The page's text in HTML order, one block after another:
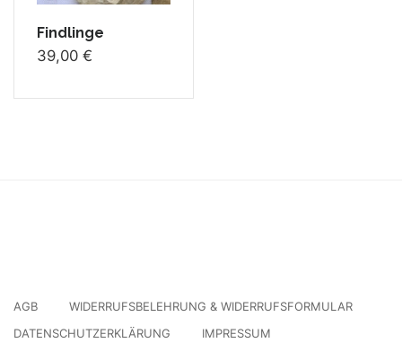
Findlinge
39,00 €
AGB
WIDERRUFSBELEHRUNG & WIDERRUFSFORMULAR
DATENSCHUTZERKLÄRUNG
IMPRESSUM